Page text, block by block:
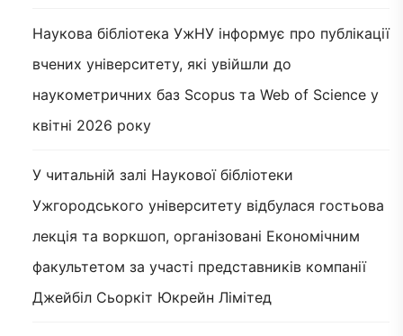
Наукова бібліотека УжНУ інформує про публікації
вчених університету, які увійшли до
наукометричних баз Scopus та Web of Science у
квітні 2026 року
У читальній залі Наукової бібліотеки
Ужгородського університету відбулася гостьова
лекція та воркшоп, організовані Економічним
факультетом за участі представників компанії
Джейбіл Сьоркіт Юкрейн Лімітед